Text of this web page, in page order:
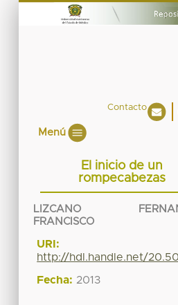
Contacto
Menú
El inicio de un
rompecabezas
LIZCANO
FRANCISCO
URI:
http://hdl.handle.net/
Fecha: 2013